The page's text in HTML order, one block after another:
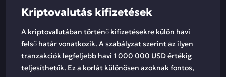
Kriptovalutás kifizetések
A kriptovalutában történő kifizetésekre külön havi
felső határ vonatkozik. A szabályzat szerint az ilyen
tranzakciók legfeljebb havi 1 000 000 USD értékig
teljesíthetők. Ez a korlát különösen azoknak fontos,